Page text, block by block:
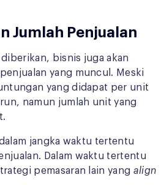
Jumlah Penjualan
bisnis juga akan
yang muncul. Meski
yang didapat per unit
namun jumlah unit yang
jangka waktu tertentu
Dalam waktu tertentu
pemasaran lain yang align